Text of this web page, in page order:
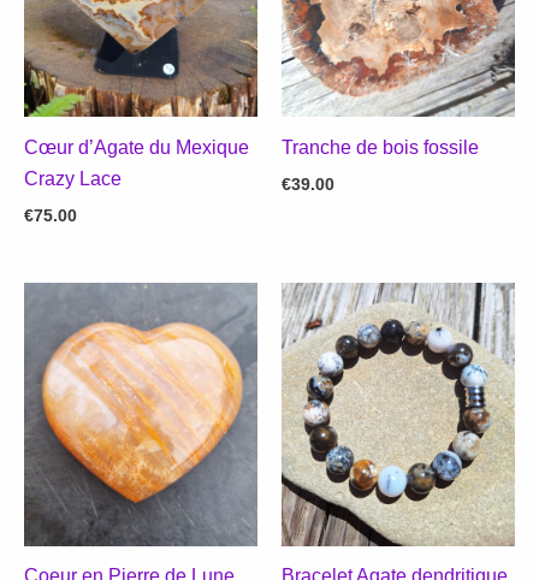
Cœur d’Agate du Mexique
Crazy Lace
€75.00
Tranche de bois fossile
€39.00